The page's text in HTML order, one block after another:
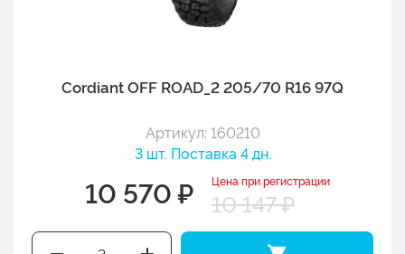
Cordiant OFF ROAD_2 205/70 R16 97Q
Артикул: 160210
3 шт. Поставка 4 дн.
10 570 ₽ Цена при регистрации
10 147 ₽